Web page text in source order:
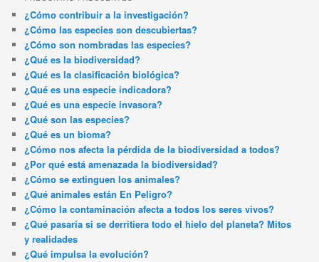
¿Cómo contribuir a la investigación?
¿Cómo las especies son descubiertas?
¿Cómo son nombradas las especies?
¿Qué es la biodiversidad?
¿Qué es la clasificación biológica?
¿Qué es una especie indicadora?
¿Qué es una especie invasora?
¿Qué son las especies?
¿Qué es un bioma?
¿Cómo nos afecta la pérdida de la biodiversidad a todos?
¿Por qué está amenazada la biodiversidad?
¿Cómo se extinguen los animales?
¿Qué animales están En Peligro?
¿Cómo la contaminación afecta a todos los seres vivos?
¿Qué pasaría si se derritiera todo el hielo del planeta? Mitos
y realidades
¿Qué impulsa la evolución?